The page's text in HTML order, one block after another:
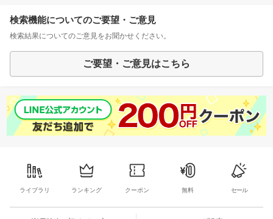
検索機能についてのご要望・ご意見
検索結果についてのご意見をお聞かせください。
ご要望・ご意見はこちら
ライブラリ ランキング クーポン 無料 セール